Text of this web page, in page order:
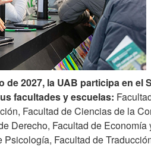
de 2027, la UAB participa en el
facultades y escuelas:
Facultad de Ciencias de la
Derecho, Facultad de
Psicología, Facultad de